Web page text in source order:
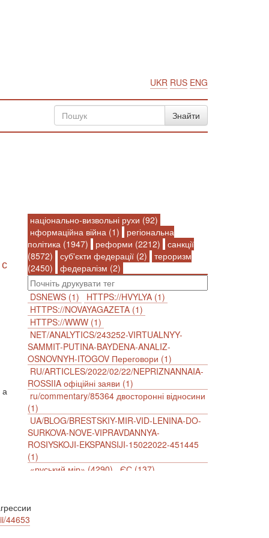
UKR RUS ENG
національно-визвольні рухи (92)
нформаційна війна (1)
регіональна
політика (1947)
реформи (2212)
санкції
(8572)
суб'єкти федерації (2)
тероризм
(2450)
федералізм (2)
DSNEWS (1)
HTTPS://HVYLYA (1)
HTTPS://NOVAYAGAZETA (1)
HTTPS://WWW (1)
NET/ANALYTICS/243252-VIRTUALNYY-
SAMMIT-PUTINA-BAYDENA-ANALIZ-
OSNOVNYH-ITOGOV Переговори (1)
RU/ARTICLES/2022/02/22/NEPRIZNANNAIA-
ROSSIIA офіційні заяви (1)
ru/commentary/85364 двосторонні відносини
(1)
UA/BLOG/BRESTSKIY-MIR-VID-LENINA-DO-
SURKOVA-NOVE-VIPRAVDANNYA-
ROSIYSKOJI-EKSPANSIJI-15022022-451445
(1)
«руський мір» (4290)
ЄС (137)
інформаційна політика (903)
інцидент (1246)
а
44653